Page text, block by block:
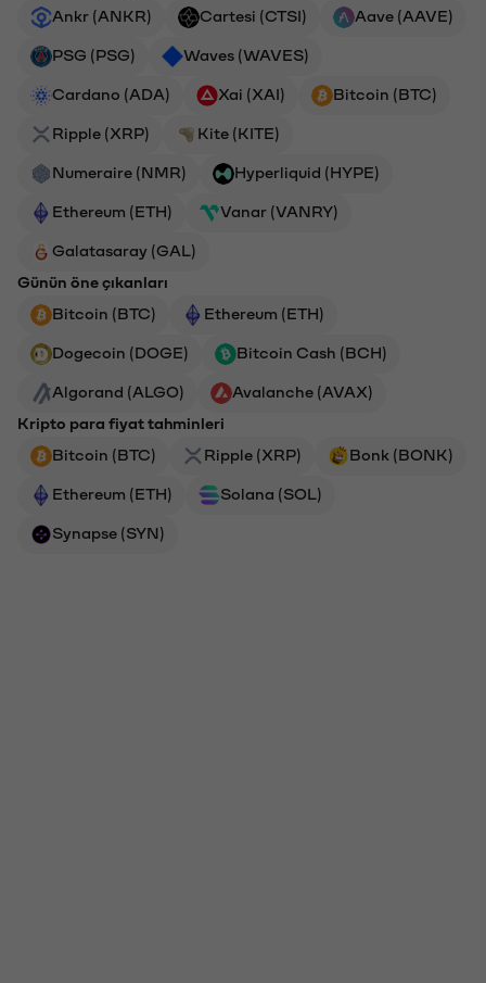
Ankr (ANKR)
Cartesi (CTSI) Aave (AAVE)
PSG (PSG) Waves (WAVES)
Cardano (ADA) Xai (XAI) Bitcoin (BTC)
Ripple (XRP) Kite (KITE)
Numeraire (NMR) Hyperliquid (HYPE)
Ethereum (ETH) Vanar (VANRY)
Galatasaray (GAL)
Günün öne çıkanları
Bitcoin (BTC)
Ethereum (ETH)
Dogecoin (DOGE) Bitcoin Cash (BCH)
Algorand (ALGO)
Avalanche (AVAX)
Kripto para fiyat tahminleri
Bitcoin (BTC)
Ripple (XRP) Bonk (BONK)
Ethereum (ETH) Solana (SOL)
Synapse (SYN)